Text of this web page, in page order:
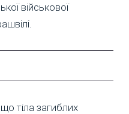
військової
тіла загиблих